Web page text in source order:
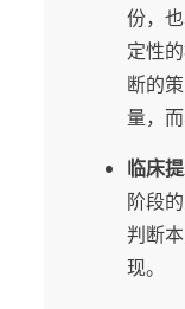
份，
定性
断的
量，
临床提
阶段
判断
现。